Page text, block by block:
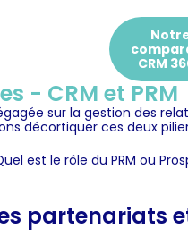
CRM
- CRM et PRM
sur la gestion des
décortiquer ces deux
est le rôle du PRM ou
partenariats